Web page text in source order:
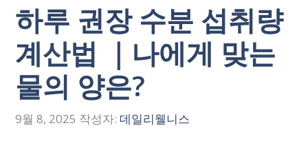
하루 권장 수분 섭취량
계산법 ｜나에게 맞는
물의 양은?
9월 8, 2025 작성자: 데일리웰니스